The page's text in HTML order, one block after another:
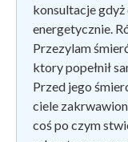
konsultacje gdyż
energetycznie.
Przezylam
ktory popełnił
Przed jego
ciele
coś po czym